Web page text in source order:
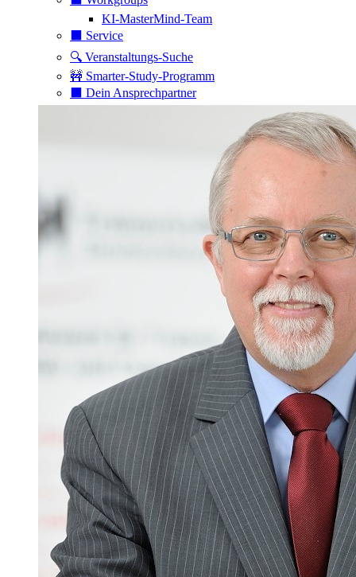
KI-MasterMind-Team
⬛️ Service
🔍 Veranstaltungs-Suche
🚧 Smarter-Study-Programm
⬛️ Dein Ansprechpartner